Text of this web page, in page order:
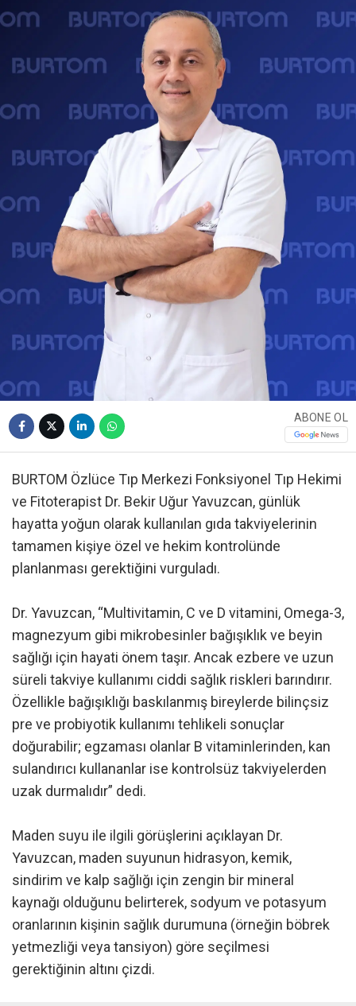
ABONE OL
BURTOM Özlüce Tıp Merkezi Fonksiyonel Tıp Hekimi
ve Fitoterapist Dr. Bekir Uğur Yavuzcan, günlük
hayatta yoğun olarak kullanılan gıda takviyelerinin
tamamen kişiye özel ve hekim kontrolünde
planlanması gerektiğini vurguladı.
Dr. Yavuzcan, “Multivitamin, C ve D vitamini, Omega-3,
magnezyum gibi mikrobesinler bağışıklık ve beyin
sağlığı için hayati önem taşır. Ancak ezbere ve uzun
süreli takviye kullanımı ciddi sağlık riskleri barındırır.
Özellikle bağışıklığı baskılanmış bireylerde bilinçsiz
pre ve probiyotik kullanımı tehlikeli sonuçlar
doğurabilir; egzaması olanlar B vitaminlerinden, kan
sulandırıcı kullananlar ise kontrolsüz takviyelerden
uzak durmalıdır” dedi.
Maden suyu ile ilgili görüşlerini açıklayan Dr.
Yavuzcan, maden suyunun hidrasyon, kemik,
sindirim ve kalp sağlığı için zengin bir mineral
kaynağı olduğunu belirterek, sodyum ve potasyum
oranlarının kişinin sağlık durumuna (örneğin böbrek
yetmezliği veya tansiyon) göre seçilmesi
gerektiğinin altını çizdi.